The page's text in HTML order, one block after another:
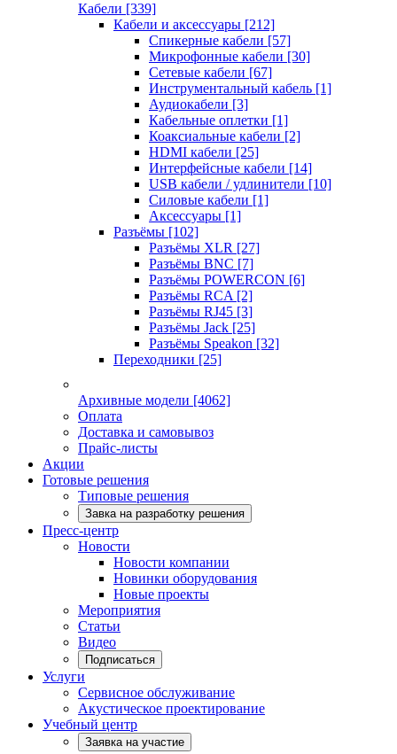
Кабели [339]
Кабели и аксессуары [212]
Спикерные кабели [57]
Микрофонные кабели [30]
Сетевые кабели [67]
Инструментальный кабель [1]
Аудиокабели [3]
Кабельные оплетки [1]
Коаксиальные кабели [2]
HDMI кабели [25]
Интерфейсные кабели [14]
USB кабели / удлинители [10]
Силовые кабели [1]
Аксессуары [1]
Разъёмы [102]
Разъёмы XLR [27]
Разъёмы BNC [7]
Разъёмы POWERCON [6]
Разъёмы RCA [2]
Разъёмы RJ45 [3]
Разъёмы Jack [25]
Разъёмы Speakon [32]
Переходники [25]
Архивные модели [4062]
Оплата
Доставка и самовывоз
Прайс-листы
Акции
Готовые решения
Типовые решения
Завка на разработку решения
Пресс-центр
Новости
Новости компании
Новинки оборудования
Новые проекты
Мероприятия
Статьи
Видео
Подписаться
Услуги
Сервисное обслуживание
Акустическое проектирование
Учебный центр
Заявка на участие